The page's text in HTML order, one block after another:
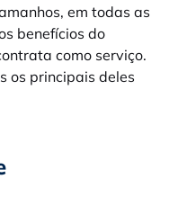
em todas as
benefícios do
como serviço.
os principais deles